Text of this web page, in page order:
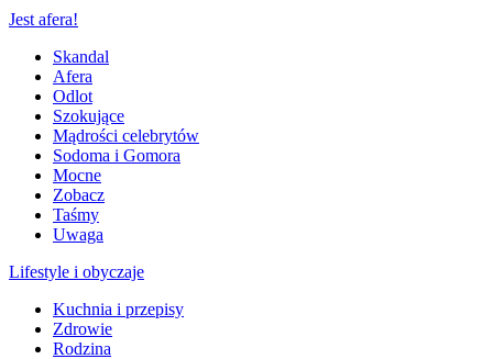
Jest afera!
Skandal
Afera
Odlot
Szokujące
Mądrości celebrytów
Sodoma i Gomora
Mocne
Zobacz
Taśmy
Uwaga
Lifestyle i obyczaje
Kuchnia i przepisy
Zdrowie
Rodzina